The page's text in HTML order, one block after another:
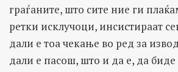
граѓаните, што сите ние ги
ретки исклучоци, инсистираат
дали е тоа чекање во ред за
дали е пасош, што и да е, да